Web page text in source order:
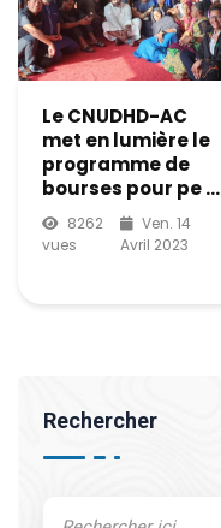
Le CNUDHD-AC
met en lumière le
programme de
bourses pour pe ...
8262
vues
Ven. 14
Avril 2023
Rechercher